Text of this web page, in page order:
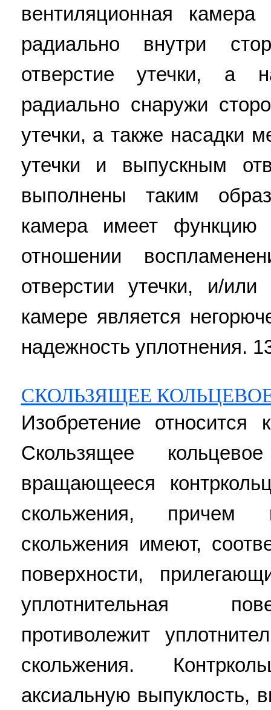
вентиляционная
радиально внутри
отверстие утечки, а
радиально снаружи
утечки, а также насадки
утечки и выпускным
выполнены таким
камера имеет функцию
отношении
отверстии утечки, и/
камере является
надежность уплотнения.
СКОЛЬЗЯЩЕЕ
Изобретение относится
Скользящее
вращающееся
скольжения, причем
скольжения имеют,
поверхности,
уплотнительная
противолежит
скольжения.
аксиальную выпуклость,